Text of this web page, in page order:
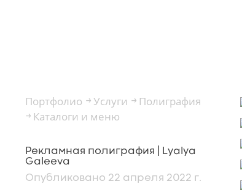
Портфолио → Услуги → Полиграфия
→ Каталоги и меню
Рекламная полиграфия | Lyalya
Galeeva
Опубликовано 22 апреля 2022 г.